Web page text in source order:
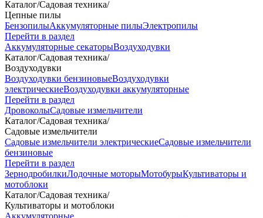
Каталог/Садовая техника/
Цепные пилы
БензопилыАккумуляторные пилыЭлектропилы
Перейти в раздел
Аккумуляторные секаторыВоздуходувки
Каталог/Садовая техника/
Воздуходувки
Воздуходувки бензиновыеВоздуходувки
электрическиеВоздуходувки аккумуляторные
Перейти в раздел
ДровоколыСадовые измельчители
Каталог/Садовая техника/
Садовые измельчители
Садовые измельчители электрическиеСадовые измельчители
бензиновые
Перейти в раздел
ЗернодробилкиЛодочные моторыМотобурыКультиваторы и
мотоблоки
Каталог/Садовая техника/
Культиваторы и мотоблоки
Аккумуляторные